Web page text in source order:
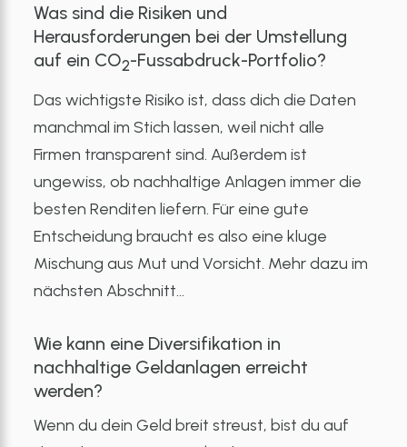
Was sind die Risiken und
Herausforderungen bei der Umstellung
auf ein CO2-Fussabdruck-Portfolio?
Das wichtigste Risiko ist, dass dich die Daten
manchmal im Stich lassen, weil nicht alle
Firmen transparent sind. Außerdem ist
ungewiss, ob nachhaltige Anlagen immer die
besten Renditen liefern. Für eine gute
Entscheidung braucht es also eine kluge
Mischung aus Mut und Vorsicht. Mehr dazu im
nächsten Abschnitt…
Wie kann eine Diversifikation in
nachhaltige Geldanlagen erreicht
werden?
Wenn du dein Geld breit streust, bist du auf